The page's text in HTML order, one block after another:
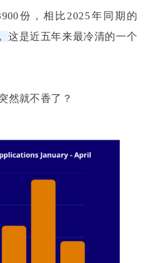
份，相比2025年同期的
这是近五年来最冷清的一个
然就不香了？